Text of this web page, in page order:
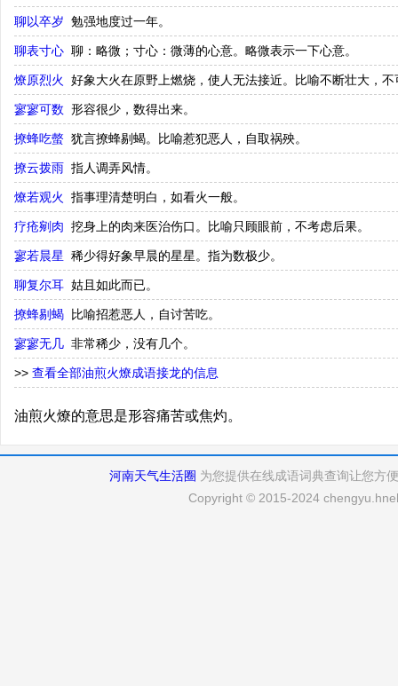
聊以卒岁 勉强地度过一年。
聊表寸心 聊：略微；寸心：微薄的心意。略微表示一下心意。
燎原烈火 好象大火在原野上燃烧，使人无法接近。比喻不断壮大，
寥寥可数 形容很少，数得出来。
撩蜂吃螫 犹言撩蜂剔蝎。比喻惹犯恶人，自取祸殃。
撩云拨雨 指人调弄风情。
燎若观火 指事理清楚明白，如看火一般。
疗疮剜肉 挖身上的肉来医治伤口。比喻只顾眼前，不考虑后果。
寥若晨星 稀少得好象早晨的星星。指为数极少。
聊复尔耳 姑且如此而已。
撩蜂剔蝎 比喻招惹恶人，自讨苦吃。
寥寥无几 非常稀少，没有几个。
>> 查看全部油煎火燎成语接龙的信息
油煎火燎的意思是形容痛苦或焦灼。
河南天气生活圈 为您提供在线成语词典查询让您方
Copyright © 2015-2024